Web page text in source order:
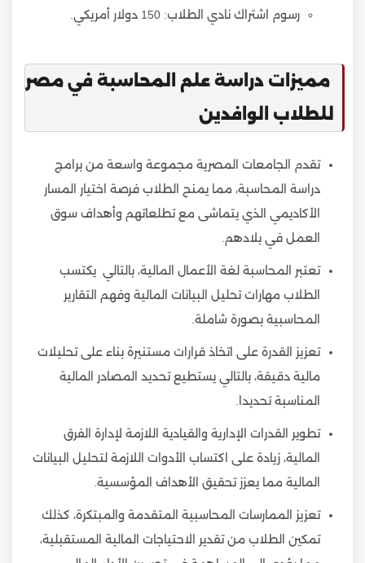
رسوم اشتراك نادي الطلاب: 150 دولار أمريكي.
مميزات دراسة علم المحاسبة في مصر
للطلاب الوافدين
تقدم الجامعات المصرية مجموعة واسعة من برامج
دراسة المحاسبة، مما يمنح الطلاب فرصة اختيار المسار
الأكاديمي الذي يتماشى مع تطلعاتهم وأهداف سوق
العمل في بلادهم.
تعتبر المحاسبة لغة الأعمال المالية، بالتالي يكتسب
الطلاب مهارات تحليل البيانات المالية وفهم التقارير
المحاسبية بصورة شاملة.
تعزيز القدرة على اتخاذ قرارات مستنيرة بناء على تحليلات
مالية دقيقة، بالتالي يستطيع تحديد المصادر المالية
المناسبة تحديدا.
تطوير القدرات الإدارية والقيادية اللازمة لإدارة الفرق
المالية، زيادة على اكتساب الأدوات اللازمة لتحليل البيانات
المالية مما يعزز تحقيق الأهداف المؤسسية.
تعزيز الممارسات المحاسبية المتقدمة والمبتكرة، كذلك
تمكين الطلاب من تقدير الاحتياجات المالية المستقبلية،